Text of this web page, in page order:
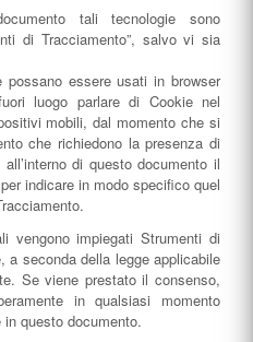
tali tecnologie sono
di Tracciamento”, salvo vi sia
essere usati in browser
luogo parlare di Cookie nel
mobili, dal momento che si
che richiedono la presenza di
di questo documento il
indicare in modo specifico quel
vengono impiegati Strumenti di
a seconda della legge applicabile
Se viene prestato il consenso,
in qualsiasi momento
questo documento.